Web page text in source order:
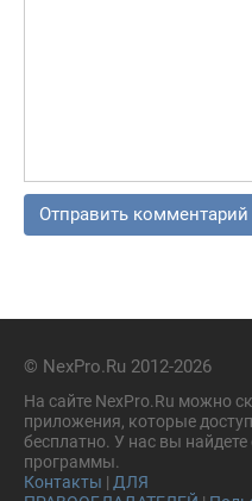
© NexPro.Ru 2012-2026
На сайте NexPro.Ru можно
приложения, которые
бесплатно. У нас вы
программы.
Контакты | ДЛЯ